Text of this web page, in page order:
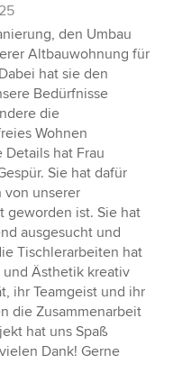
den Umbau
Altbauwohnung für
hat sie den
Bedürfnisse
die
Wohnen
hat Frau
Sie hat dafür
von unserer
geworden ist. Sie hat
ausgesucht und
Tischlerarbeiten hat
Ästhetik kreativ
ihr Teamgeist und ihr
die Zusammenarbeit
hat uns Spaß
Dank! Gerne